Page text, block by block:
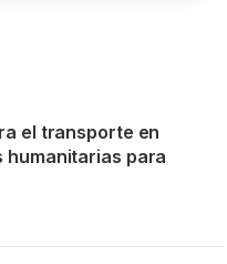
el transporte en
para